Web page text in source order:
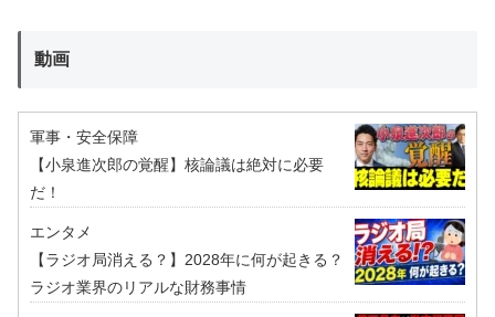
動画
軍事・安全保障
【小泉進次郎の覚醒】核論議は絶対に必要
だ！
エンタメ
【ラジオ局消える？】2028年に何が起きる？
ラジオ業界のリアルな財務事情